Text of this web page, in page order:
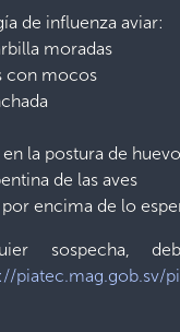
de influenza aviar:
moradas
con mocos
la postura de
de las aves
encima de lo
sospecha,
piatec.mag.gob.sv/